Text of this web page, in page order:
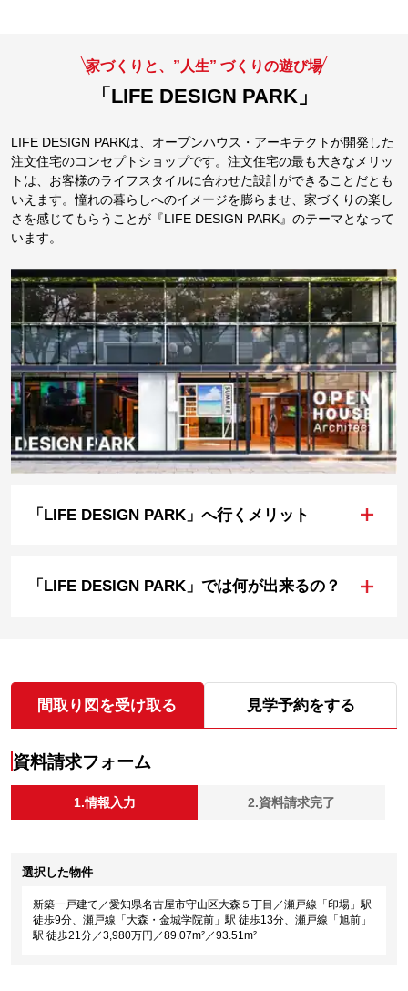
家づくりと、”人生” づくりの遊び場
「LIFE DESIGN PARK」
LIFE DESIGN PARKは、オープンハウス・アーキテクトが開発した
注文住宅のコンセプトショップです。注文住宅の最も大きなメリッ
トは、お客様のライフスタイルに合わせた設計ができることだとも
いえます。憧れの暮らしへのイメージを膨らませ、家づくりの楽し
さを感じてもらうことが『LIFE DESIGN PARK』のテーマとなって
います。
「LIFE DESIGN PARK」へ行くメリット +
「LIFE DESIGN PARK」では何が出来るの？ +
間取り図を受け取る 見学予約をする
資料請求フォーム
1.情報入力 2.資料請求完了
選択した物件
新築一戸建て／愛知県名古屋市守山区大森５丁目／瀬戸線「印場」駅
徒歩9分、瀬戸線「大森・金城学院前」駅 徒歩13分、瀬戸線「旭前」
駅 徒歩21分／3,980万円／89.07m²／93.51m²